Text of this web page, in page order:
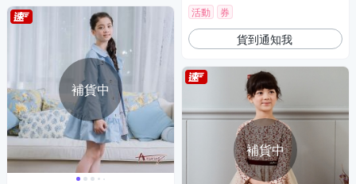
補貨中
活動 券
貨到通知我
補貨中